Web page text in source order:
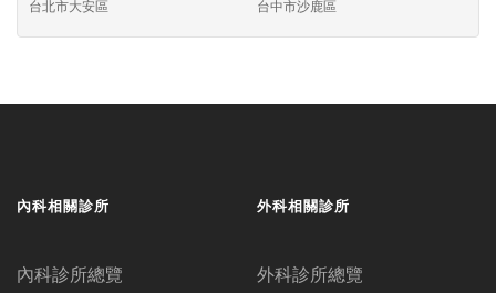
台北市大安區 台中市沙鹿區
內科相關診所
內科診所總覽
外科相關診所
外科診所總覽